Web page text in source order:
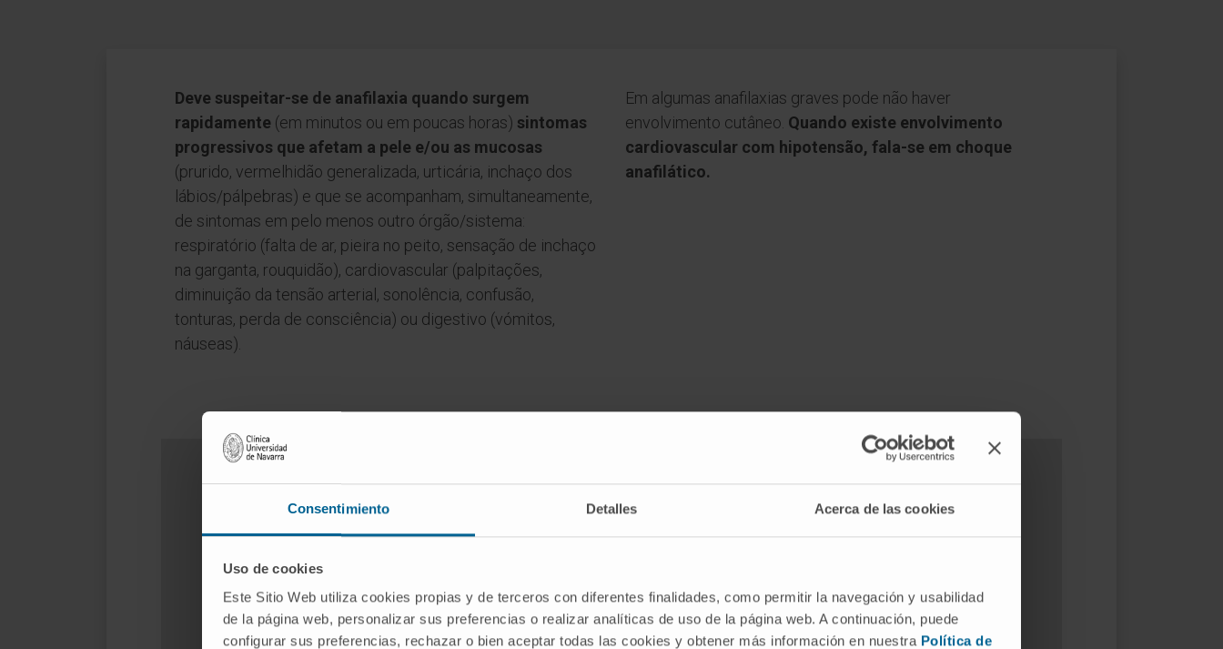
Consentimiento Detalles Acerca de las cookies
Uso de cookies
Este Sitio Web utiliza cookies propias y de terceros con diferentes finalidades, como permitir la navegación y usabilidad
de la página web, personalizar sus preferencias o realizar analíticas de uso de la página web. A continuación, puede
configurar sus preferencias, rechazar o bien aceptar todas las cookies y obtener más información en nuestra Política de
Deve suspeitar-se de anafilaxia quando surgem
rapidamente (em minutos ou em poucas horas) sintomas
progressivos que afetam a pele e/ou as mucosas
(prurido, vermelhidão generalizada, urticária, inchaço dos
lábios/pálpebras) e que se acompanham, simultaneamente,
de sintomas em pelo menos outro órgão/sistema:
respiratório (falta de ar, pieira no peito, sensação de inchaço
na garganta, rouquidão), cardiovascular (palpitações,
diminuição da tensão arterial, sonolência, confusão,
tonturas, perda de consciência) ou digestivo (vómitos,
náuseas).
Em algumas anafilaxias graves pode não haver
envolvimento cutâneo. Quando existe envolvimento
cardiovascular com hipotensão, fala-se em choque
anafilático.
Tem algum destes sintomas?
SOLICITE UMA CONSULTA COM OS NOSSOS ESPECIALISTAS